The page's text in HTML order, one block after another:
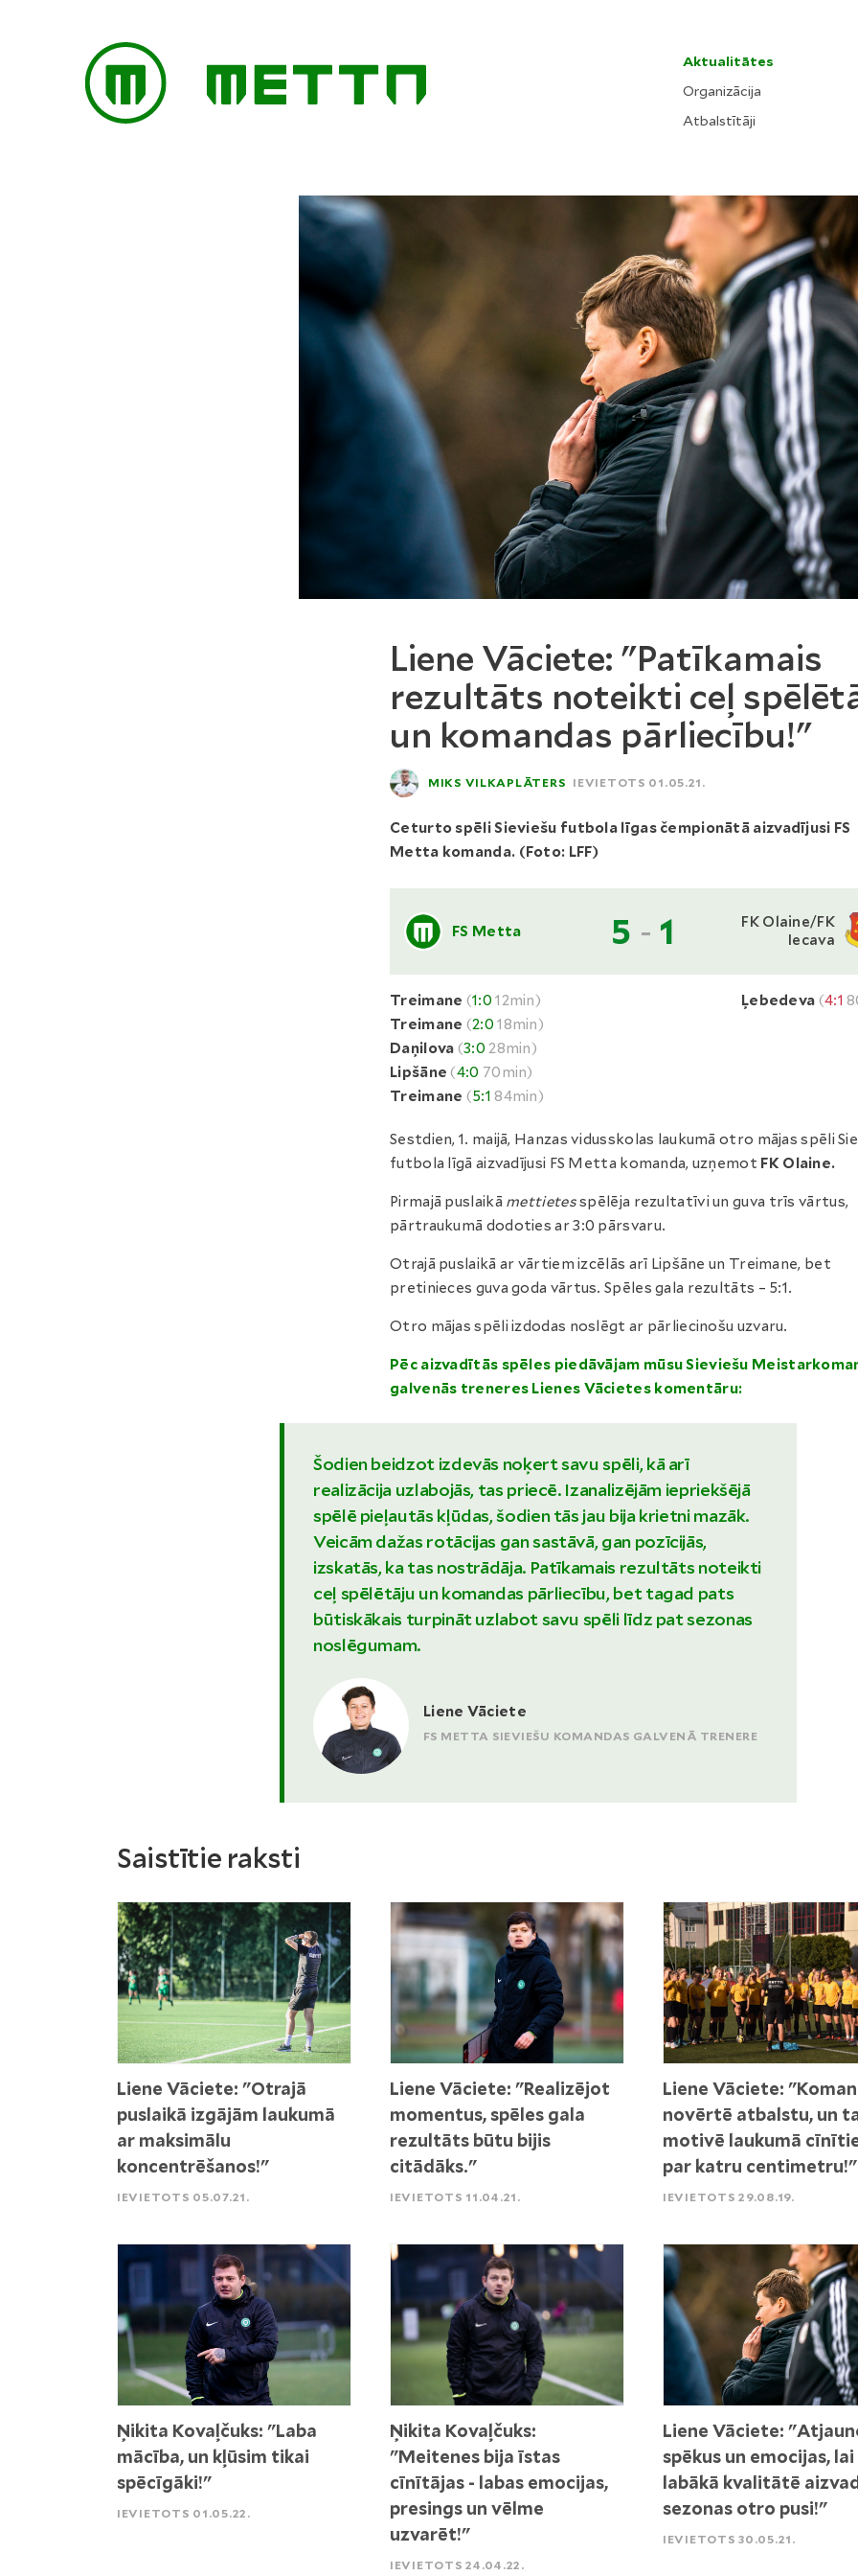
Aktualitātes
Organizācija
Atbalstītāji
Liene Vāciete: "Patīkamais
rezultāts noteikti ceļ
un komandas pārliecību!"
MIKS VILKAPLĀTERS IEVIETOTS 01.05.21.
Ceturto spēli Sieviešu futbola līgas čempionātā aizvadījusi FS
Metta komanda. (Foto: LFF)
FS Metta 5 - 1
FK Olaine/FK
Iecava
Treimane (1:0 12min)
Treimane (2:0 18min)
Daņilova (3:0 28min)
Lipšāne(4:0 70min)
Treimane (5:1 84min)
Ļebedeva (4:1
Sestdien, 1. maijā, Hanzas vidusskolas laukumā otro mājas spēli
futbola līgā aizvadījusi FS Metta komanda, uzņemot FK Olaine.
Pirmajā puslaikā mettietesspēlēja rezultatīvi un guva trīs vārtus,
pārtraukumā dodoties ar 3:0 pārsvaru.
Otrajā puslaikā ar vārtiem izcēlās arī Lipšāne un Treimane, bet
pretinieces guva goda vārtus. Spēles gala rezultāts – 5:1.
Otro mājas spēli izdodas noslēgt ar pārliecinošu uzvaru.
Pēc aizvadītās spēles piedāvājam mūsu Sieviešu
galvenās treneres Lienes Vācietes komentāru:
Šodien beidzot izdevās noķert savu spēli, kā arī
realizācija uzlabojās, tas priecē. Izanalizējām iepriekšējā
spēlē pieļautās kļūdas, šodien tās jau bija krietni mazāk.
Veicām dažas rotācijas gan sastāvā, gan pozīcijās,
izskatās, ka tas nostrādāja. Patīkamais rezultāts noteikti
ceļ spēlētāju un komandas pārliecību, bet tagad pats
būtiskākais turpināt uzlabot savu spēli līdz pat sezonas
noslēgumam.
Liene Vāciete
FS METTA SIEVIEŠU KOMANDAS GALVENĀ TRENERE
Saistītie raksti
Liene Vāciete: "Otrajā
puslaikā izgājām laukumā
ar maksimālu
koncentrēšanos!"
IEVIETOTS 05.07.21.
Liene Vāciete: "Realizējot
momentus, spēles gala
rezultāts būtu bijis
citādāks."
IEVIETOTS 11.04.21.
Liene Vāciete:
novērtē atbalstu, un
motivē laukumā
par katru centimetru!"
IEVIETOTS 29.08.19.
Ņikita Kovaļčuks: "Laba
mācība, un kļūsim tikai
spēcīgāki!"
IEVIETOTS 01.05.22.
Ņikita Kovaļčuks:
"Meitenes bija īstas
cīnītājas - labas emocijas,
presings un vēlme
uzvarēt!"
IEVIETOTS 24.04.22.
Liene Vāciete:
spēkus un emocijas,
labākā kvalitātē
sezonas otro pusi!"
IEVIETOTS 30.05.21.